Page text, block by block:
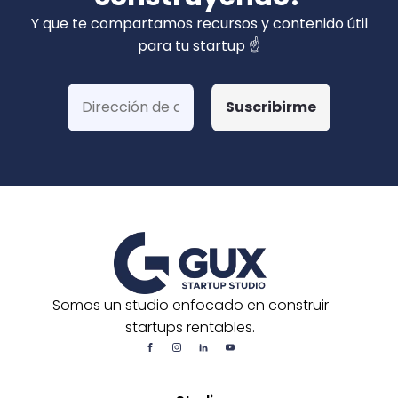
privados). Hemos ganado más de 15 fondos
de Corfo y 3 Startups Chile, además de otras
postulaciones o convocatorias.
Y que te compartamos recursos y contenido útil
para tu startup ☝️
Somos un studio enfocado en construir
startups rentables.